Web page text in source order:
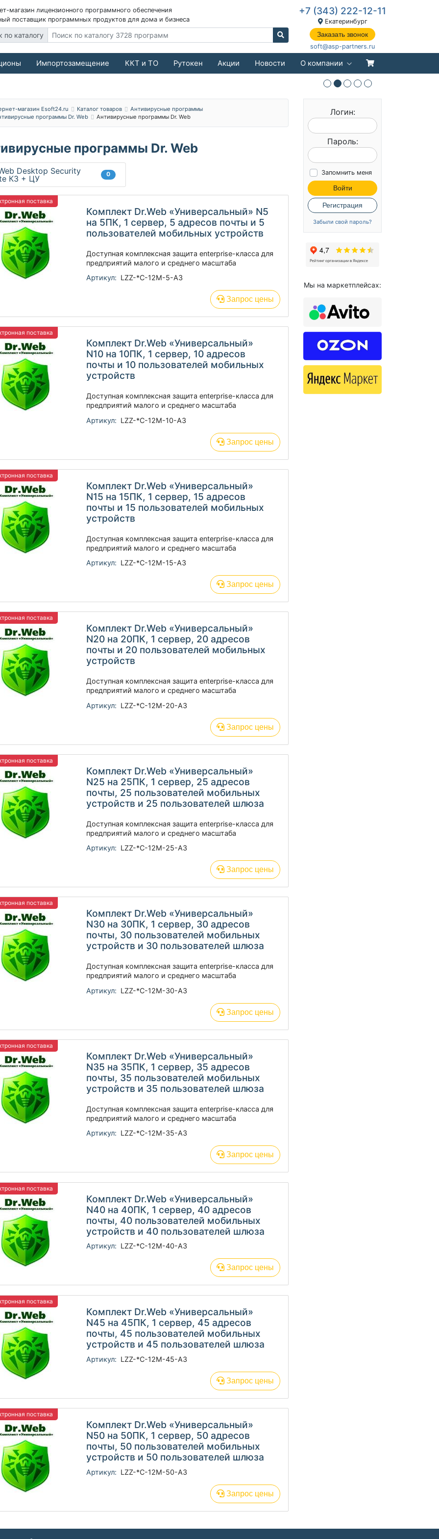
магазин лицензионного программного обеспечения
поставщик программных продуктов для дома и бизнеса
по каталогу
+7 (343) 222-12-11
Екатеринбург
Заказать звонок
soft@asp-partners.ru
Импортозамещение ККТ и ТО Рутокен Акции Новости О компании
магазин Esoft24.ru Каталог товаров
Антивирусные программы
программы Dr. Web
Антивирусные программы Dr. Web
программы Dr. Web
Desktop Security
КЗ + ЦУ
0
поставка
Комплект Dr.Web «Универсальный» N5
на 5ПК, 1 сервер, 5 адресов почты и 5
пользователей мобильных устройств
Доступная комплексная защита enterprise-класса для
предприятий малого и среднего масштаба
Артикул: LZZ-*C-12M-5-A3
Запрос цены
поставка
Комплект Dr.Web «Универсальный»
N10 на 10ПК, 1 сервер, 10 адресов
почты и 10 пользователей мобильных
устройств
Доступная комплексная защита enterprise-класса для
предприятий малого и среднего масштаба
Артикул: LZZ-*C-12M-10-A3
Запрос цены
поставка
Комплект Dr.Web «Универсальный»
N15 на 15ПК, 1 сервер, 15 адресов
почты и 15 пользователей мобильных
устройств
Доступная комплексная защита enterprise-класса для
предприятий малого и среднего масштаба
Артикул: LZZ-*C-12M-15-A3
Запрос цены
поставка
Комплект Dr.Web «Универсальный»
N20 на 20ПК, 1 сервер, 20 адресов
почты и 20 пользователей мобильных
устройств
Доступная комплексная защита enterprise-класса для
предприятий малого и среднего масштаба
Артикул: LZZ-*C-12M-20-A3
Запрос цены
поставка
Комплект Dr.Web «Универсальный»
N25 на 25ПК, 1 сервер, 25 адресов
почты, 25 пользователей мобильных
устройств и 25 пользователей шлюза
Доступная комплексная защита enterprise-класса для
предприятий малого и среднего масштаба
Артикул: LZZ-*C-12M-25-A3
Запрос цены
поставка
Комплект Dr.Web «Универсальный»
N30 на 30ПК, 1 сервер, 30 адресов
почты, 30 пользователей мобильных
устройств и 30 пользователей шлюза
Доступная комплексная защита enterprise-класса для
предприятий малого и среднего масштаба
Артикул: LZZ-*C-12M-30-A3
Запрос цены
поставка
Комплект Dr.Web «Универсальный»
N35 на 35ПК, 1 сервер, 35 адресов
почты, 35 пользователей мобильных
устройств и 35 пользователей шлюза
Доступная комплексная защита enterprise-класса для
предприятий малого и среднего масштаба
Артикул: LZZ-*C-12M-35-A3
Запрос цены
поставка
Комплект Dr.Web «Универсальный»
N40 на 40ПК, 1 сервер, 40 адресов
почты, 40 пользователей мобильных
устройств и 40 пользователей шлюза
Артикул: LZZ-*C-12M-40-A3
Запрос цены
поставка
Комплект Dr.Web «Универсальный»
N45 на 45ПК, 1 сервер, 45 адресов
почты, 45 пользователей мобильных
устройств и 45 пользователей шлюза
Артикул: LZZ-*C-12M-45-A3
Запрос цены
поставка
Комплект Dr.Web «Универсальный»
N50 на 50ПК, 1 сервер, 50 адресов
почты, 50 пользователей мобильных
устройств и 50 пользователей шлюза
Артикул: LZZ-*C-12M-50-A3
Запрос цены
Логин:
Пароль:
Запомнить меня
Войти
Регистрация
Забыли свой пароль?
Мы на маркетплейсах: